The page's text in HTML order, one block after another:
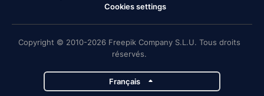
Cookies settings
Copyright © 2010-2026 Freepik Company S.L.U. Tous droits
réservés.
Français